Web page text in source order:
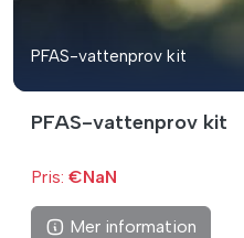
PFAS-vattenprov kit
PFAS-vattenprov kit
Pris: €NaN
Mer information